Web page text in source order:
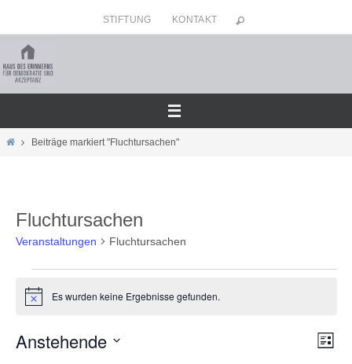
Inhalt
springen
STIFTUNG KONTAKT
HomeBeiträge markiert "Fluchtursachen"
Fluchtursachen
Veranstaltungen Fluchtursachen
HinweisEs wurden keine Ergebnisse gefunden.
Liste
Anstehende